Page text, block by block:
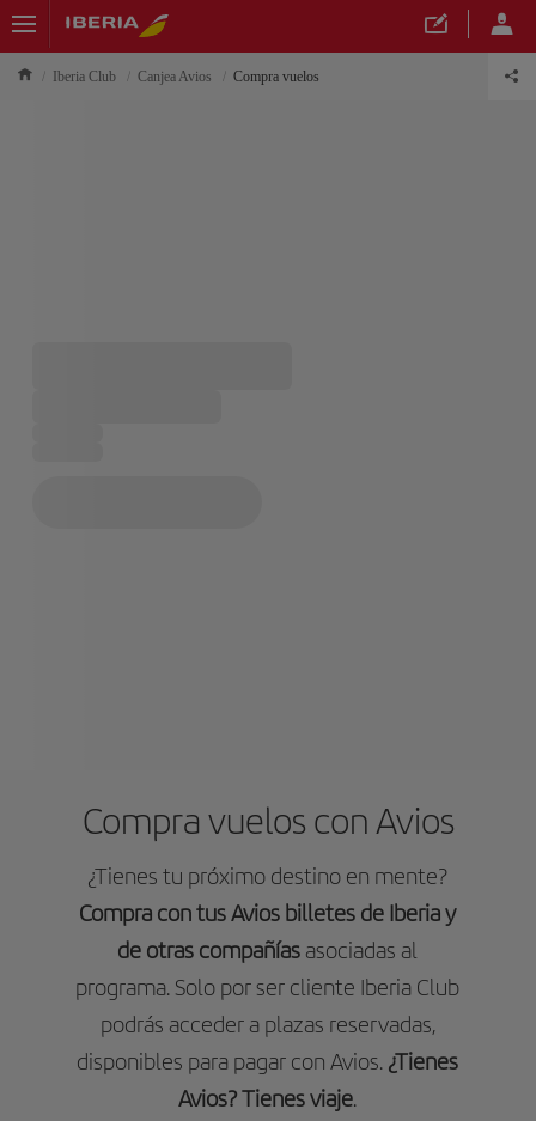
Iberia Club Canjea Avios Compra vuelos
Compra vuelos con Avios
¿Tienes tu próximo destino en mente?
Compra con tus Avios billetes de Iberia y
de otras compañías asociadas al
programa. Solo por ser cliente Iberia Club
podrás acceder a plazas reservadas,
disponibles para pagar con Avios. ¿Tienes
Avios? Tienes viaje.